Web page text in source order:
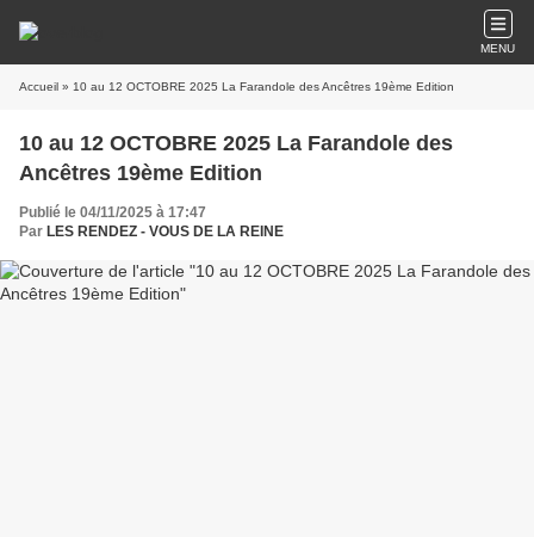
MENU
Accueil » 10 au 12 OCTOBRE 2025 La Farandole des Ancêtres 19ème Edition
10 au 12 OCTOBRE 2025 La Farandole des
Ancêtres 19ème Edition
Publié le 04/11/2025 à 17:47
Par LES RENDEZ - VOUS DE LA REINE